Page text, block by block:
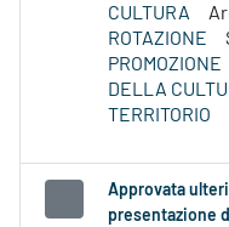
CULTURA
ROTAZIONE
PROMOZIONE
DELLA
TERRITORIO
Approvata
presentazione